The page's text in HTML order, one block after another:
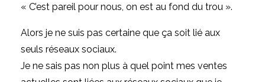
« C’est pareil pour nous, on est au fond du trou ».
Alors je ne suis pas certaine que ça soit lié aux
seuls réseaux sociaux.
Je ne sais pas non plus à quel point mes ventes